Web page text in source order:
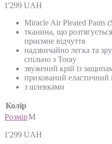
1'299 UAH
Miracle Air Pleated Pants
тканина, що
приємне відчуття
надзвичайно легка та
спільно з Toray
звужений крій із
прихований еластичний
з шлевками
Колір
РозмірM
1'299 UAH